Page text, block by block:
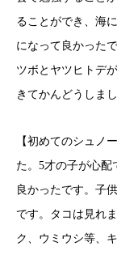
ることができ、海
になって良かった
ツボとヤツヒトデ
きてかんどうしま
【初めてのシュノ
た。5才の子が心
良かったです。子
です。タコは見れ
ク、ウミウシ等、